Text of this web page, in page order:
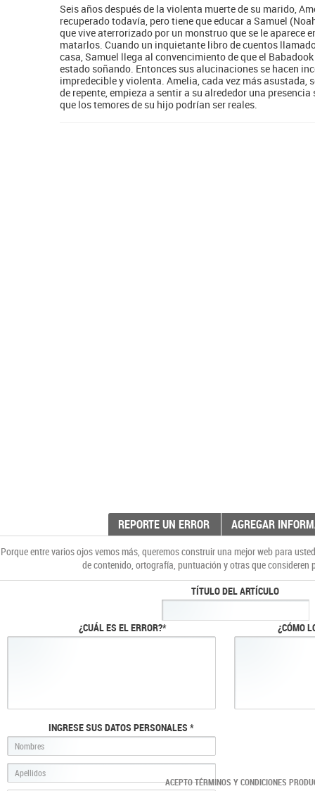
Seis años después de la violenta muerte de su marido,
recuperado todavía, pero tiene que educar a Samuel
que vive aterrorizado por un monstruo que se le aparece
matarlos. Cuando un inquietante libro de cuentos
casa, Samuel llega al convencimiento de que el
estado soñando. Entonces sus alucinaciones se hacen
impredecible y violenta. Amelia, cada vez más asustada,
de repente, empieza a sentir a su alrededor una
que los temores de su hijo podrían ser reales.
REPORTE UN ERROR AGREGAR
Porque entre varios ojos vemos más, queremos construir una mejor web para
de contenido, ortografía, puntuación y otras que consideren
TÍTULO DEL ARTÍCULO
¿CUÁL ES EL ERROR?* ¿CÓMO
INGRESE SUS DATOS PERSONALES *
ACEPTO TÉRMINOS Y CONDICIONES